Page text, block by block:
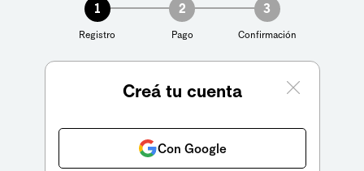
1
Registro
2
Pago
3
Confirmación
Creá tu cuenta
Con Google